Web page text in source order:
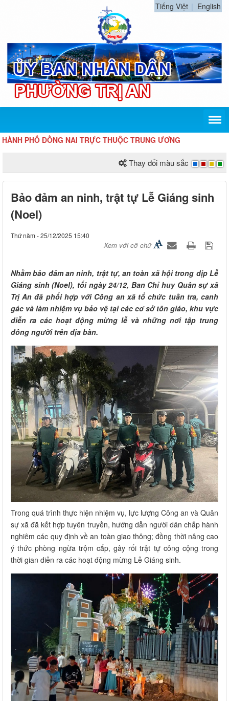
Tiếng Việt English
PHỐ ĐỒNG NAI TRỰC THUỘC TRUNG ƯƠNG
Thay đổi màu sắc
Bảo đảm an ninh, trật tự Lễ Giáng sinh
(Noel)
Thứ năm - 25/12/2025 15:40
Xem với cỡ chữ
Nhằm bảo đảm an ninh, trật tự, an toàn xã hội trong dịp Lễ
Giáng sinh (Noel), tối ngày 24/12, Ban Chỉ huy Quân sự xã
Trị An đã phối hợp với Công an xã tổ chức tuần tra, canh
gác và làm nhiệm vụ bảo vệ tại các cơ sở tôn giáo, khu vực
diễn ra các hoạt động mừng lễ và những nơi tập trung
đông người trên địa bàn.
Trong quá trình thực hiện nhiệm vụ, lực lượng Công an và Quân
sự xã đã kết hợp tuyên truyền, hướng dẫn người dân chấp hành
nghiêm các quy định về an toàn giao thông; đồng thời nâng cao
ý thức phòng ngừa trộm cắp, gây rối trật tự công cộng trong
thời gian diễn ra các hoạt động mừng Lễ Giáng sinh.